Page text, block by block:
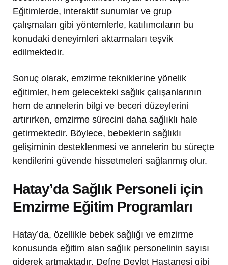
Eğitimlerde, interaktif sunumlar ve grup
çalışmaları gibi yöntemlerle, katılımcıların bu
konudaki deneyimleri aktarmaları teşvik
edilmektedir.
Sonuç olarak, emzirme tekniklerine yönelik
eğitimler, hem gelecekteki sağlık çalışanlarının
hem de annelerin bilgi ve beceri düzeylerini
artırırken, emzirme sürecini daha sağlıklı hale
getirmektedir. Böylece, bebeklerin sağlıklı
gelişiminin desteklenmesi ve annelerin bu süreçte
kendilerini güvende hissetmeleri sağlanmış olur.
Hatay’da Sağlık Personeli için
Emzirme Eğitim Programları
Hatay’da, özellikle bebek sağlığı ve emzirme
konusunda eğitim alan sağlık personelinin sayısı
giderek artmaktadır. Defne Devlet Hastanesi gibi